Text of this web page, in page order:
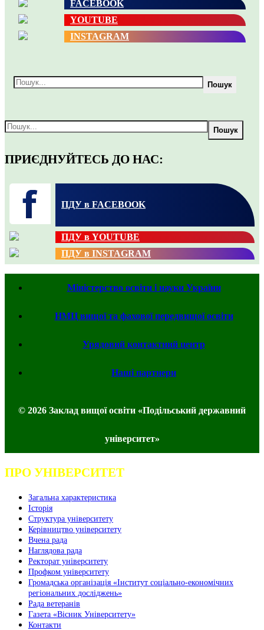
FACEBOOK
YOUTUBE
INSTAGRAM
Пошук
Пошук
ПРИЄДНУЙТЕСЬ ДО НАС:
ПДУ в FACEBOOK
ПДУ в YOUTUBE
ПДУ в INSTAGRAM
Міністерство освіти і науки України
НМЦ вищої та фахової передвищої освіти
Урядовий контактний центр
Наші партнери
© 2026 Заклад вищої освіти «Подільський державний
університет»
ПРО УНІВЕРСИТЕТ
Загальна характеристика
Історія
Структура університету
Керівництво університету
Вчена рада
Наглядова рада
Ректорат університету
Профком університету
Громадська організація «Інститут соціально-економічних
регіональних досліджень»
Рада ветеранів
Газета «Вісник Університету»
Контакти